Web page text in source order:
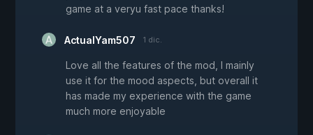
game at a veryu fast pace thanks!
ActualYam507 1 dic.
Love all the features of the mod, I mainly
use it for the mood aspects, but overall it
has made my experience with the game
much more enjoyable